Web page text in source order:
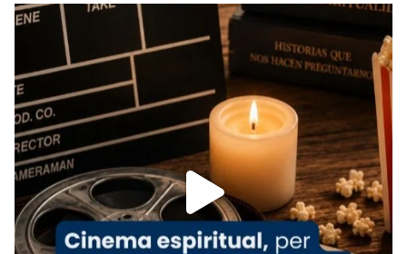
Recupera l'entrevista comp
Vatican
tican News 👇
www.vaticannews.va/es/iglesia/news/2026-
07/carmina-historia-depresion-papa-viaje-
espana-testimoni...
Foto
View on Facebook · Share
Arquebisbat de Barcelona
2 weeks ago